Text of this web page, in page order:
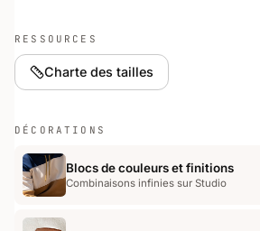
RESSOURCES
Charte des tailles
DÉCORATIONS
Blocs de couleurs et finitions
Combinaisons infinies sur Studio